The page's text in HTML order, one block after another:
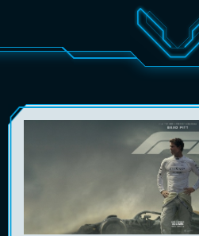
FILMID